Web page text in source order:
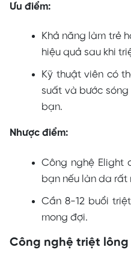
Ưu điểm:
Khả năng làm trẻ
hiệu quả sau khi
Kỹ thuật viên có
suất và bước
bạn.
Nhược điểm:
Công nghệ Elight
bạn nếu làn da rất
Cần 8-12 buổi
mong đợi.
Công nghệ triệt lông